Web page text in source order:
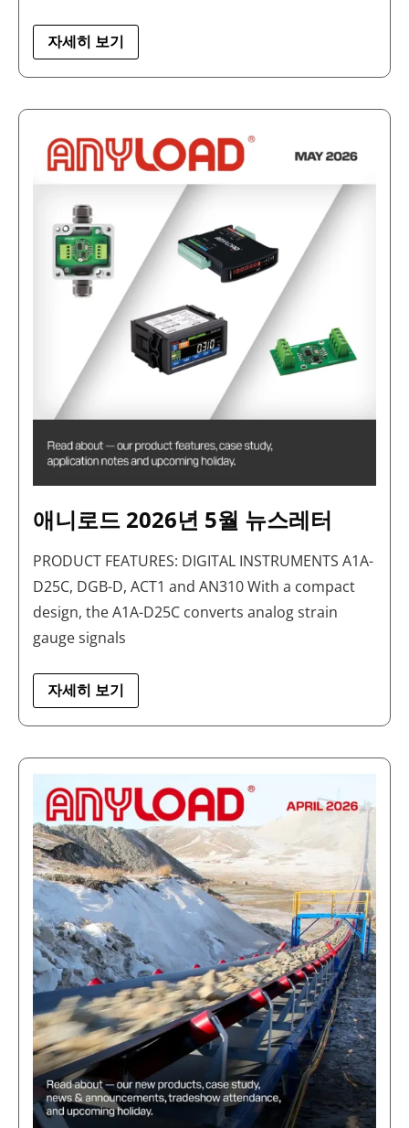
자세히 보기
애니로드 2026년 5월 뉴스레터
PRODUCT FEATURES: DIGITAL INSTRUMENTS A1A-
D25C, DGB-D, ACT1 and AN310 With a compact
design, the A1A-D25C converts analog strain
gauge signals
니
로
드
월
뉴
스
레
자세히 보기
애
니
로
드
2026
년
4
월
뉴
스
레
터